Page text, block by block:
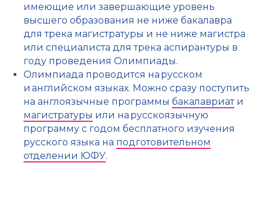
имеющие или завершающие уровень
высшего образования не ниже бакалавра
для трека магистратуры и не ниже магистра
или специалиста для трека аспирантуры в
году проведения Олимпиады.
Олимпиада проводится на русском
и английском языках. Можно сразу поступить
на англоязычные программы бакалавриати
магистратуры или на русскоязычную
программу с годом бесплатного изучения
русского языка на подготовительном
отделении ЮФУ.